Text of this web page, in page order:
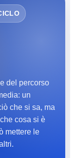
del percorso
un
che si sa, ma
cosa si è
mettere le